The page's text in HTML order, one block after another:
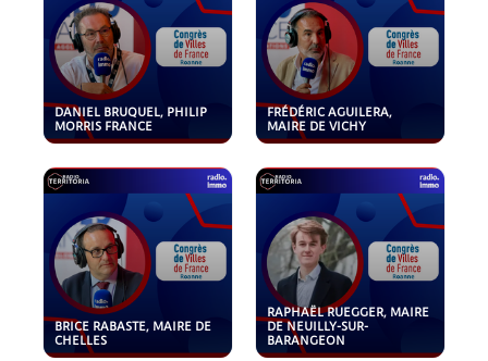
DANIEL BRUQUEL, PHILIP
MORRIS FRANCE
FRÉDÉRIC AGUILERA,
MAIRE DE VICHY
BRICE RABASTE, MAIRE DE
CHELLES
RAPHAËL RUEGGER, MAIRE
DE NEUILLY-SUR-
BARANGEON